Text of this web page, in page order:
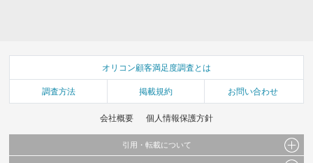
オリコン顧客満足度調査とは
調査方法 掲載規約 お問い合わせ
会社概要 個人情報保護方針
引用・転載について